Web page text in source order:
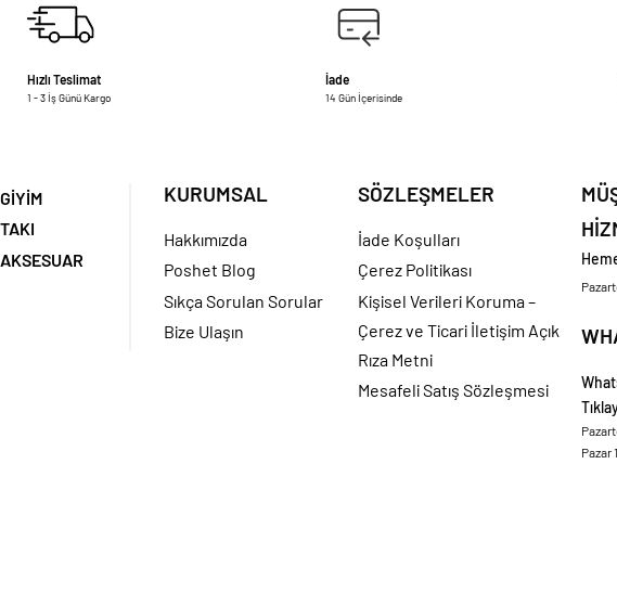
Hızlı Teslimat
1 - 3 İş Günü Kargo
İade
14 Gün İçerisinde
GİYİM
TAKI
AKSESUAR
KURUMSAL
Hakkımızda
Poshet Blog
Sıkça Sorulan Sorular
Bize Ulaşın
SÖZLEŞMELER
İade Koşulları
Çerez Politikası
Kişisel Verileri Koruma –
Çerez ve Ticari İletişim Açık
Rıza Metni
Mesafeli Satış Sözleşmesi
Pazar